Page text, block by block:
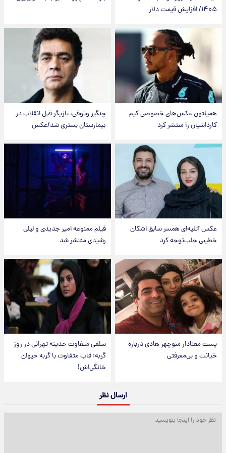
۱۴۰۵/ افزایش قیمت دلار
همیلتون عکس‌های خصوصی کیم‌
کارداشیان را منتشر کرد
چنگیز وثوقی، بازیگر قبلِ انقلاب در
بیمارستان بستری شد/عکس
عکس‌ آتلیه‌ای همسر سابق اشکان
خطیبی جلب‌توجه کرد
فیلم ممنوعه امیر جدیدی و لیلی
رشیدی منتشر شد
پست معنادار منوچهر هادی درباره
خیانت و بی‌معرفتی
سلفی متفاوت حدیثه تهرانی در روز
گربه؛ قاب متفاوت با گربه حیوان
خانگی‌اش!
ارسال نظر